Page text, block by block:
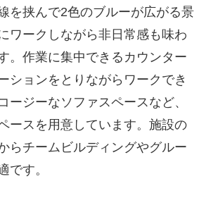
を挟んで2色のブルーが広がる景
ワークしながら非日常感も味わ
。作業に集中できるカウンター
ションをとりながらワークでき
ージーなソファスペースなど、
ースを用意しています。施設の
らチームビルディングやグルー
です。